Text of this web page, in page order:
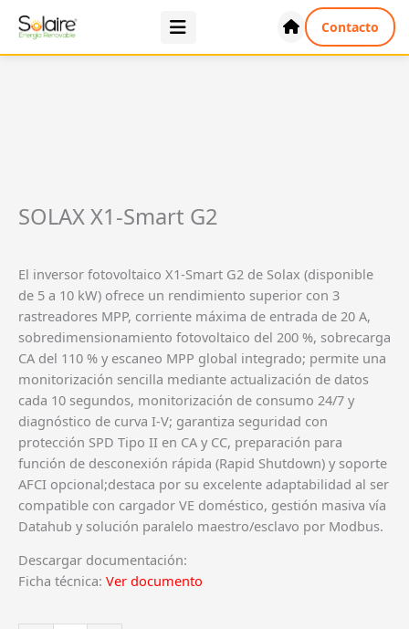
contenido
Contacto
SOLAX X1-Smart G2
El inversor fotovoltaico X1-Smart G2 de Solax (disponible
de 5 a 10 kW) ofrece un rendimiento superior con 3
rastreadores MPP, corriente máxima de entrada de 20 A,
sobredimensionamiento fotovoltaico del 200 %, sobrecarga
CA del 110 % y escaneo MPP global integrado; permite una
monitorización sencilla mediante actualización de datos
cada 10 segundos, monitorización de consumo 24/7 y
diagnóstico de curva I-V; garantiza seguridad con
protección SPD Tipo II en CA y CC, preparación para
función de desconexión rápida (Rapid Shutdown) y soporte
AFCI opcional;destaca por su excelente adaptabilidad al ser
compatible con cargador VE doméstico, gestión masiva vía
Datahub y solución paralelo maestro/esclavo por Modbus.
Descargar documentación:
Ficha técnica: Ver documento